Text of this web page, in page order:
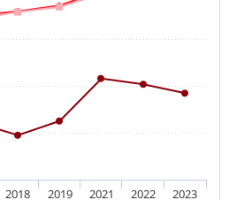
2018 2019 2021 2022 2023